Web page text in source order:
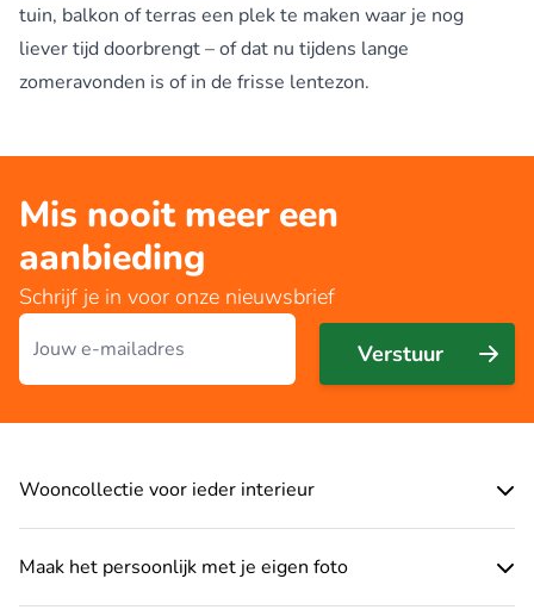
tuin, balkon of terras een plek te maken waar je nog
liever tijd doorbrengt – of dat nu tijdens lange
zomeravonden is of in de frisse lentezon.
Mis nooit meer een
aanbieding
Schrijf je in voor onze nieuwsbrief
E-mailadres
Verstuur
Wooncollectie voor ieder interieur
Maak het persoonlijk met je eigen foto